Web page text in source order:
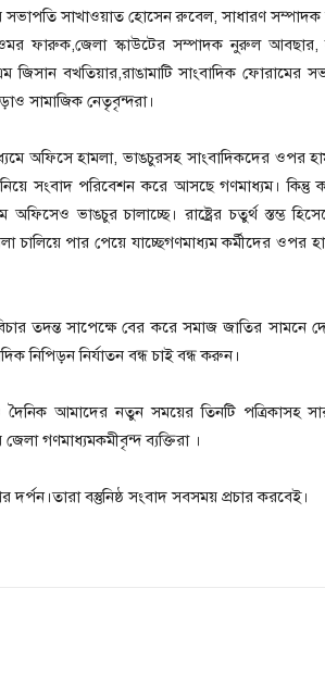
সভাপতি সাখাওয়াত হোসেন রুবেল, সাধারণ
ওমর ফারুক,জেলা স্কাউটের সম্পাদক নুরুল
জিসান বখতিয়ার,রাঙামাটি সাংবাদিক ফোরামের
সামাজিক নেতৃবৃন্দরা।
অফিসে হামলা, ভাঙচুরসহ সাংবাদিকদের ওপর
সংবাদ পরিবেশন করে আসছে গণমাধ্যম। কিন্তু
অফিসেও ভাঙচুর চালাচ্ছে। রাষ্ট্রের চতুর্থ স্তম্ভ
চালিয়ে পার পেয়ে যাচ্ছেগণমাধ্যম কর্মীদের ওপর
তদন্ত সাপেক্ষে বের করে সমাজ জাতির সামনে
নিপিড়ন নির্যাতন বন্ধ চাই বন্ধ করুন।
আমাদের নতুন সময়ের তিনটি পত্রিকাসহ
গণমাধ্যমকমীবৃন্দ ব্যক্তিরা ।
বস্তুনিষ্ঠ সংবাদ সবসময় প্রচার করবেই।